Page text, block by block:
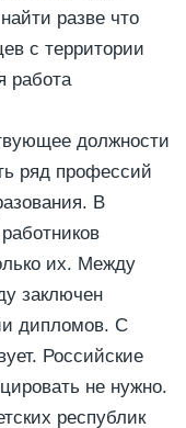
разве что
с территории
работа
должности
ряд профессий
В
их. Между
заключен
дипломов. С
Российские
не нужно.
республик